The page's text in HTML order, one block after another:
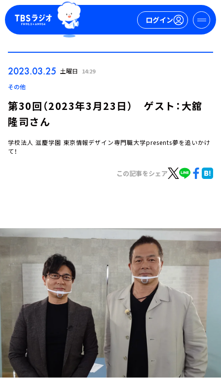
ログイン
お知らせ
イベント・グッズ
会社情報
2023.03.25 土曜日 14:29
その他
第30回（2023年3月23日） ゲスト：大舘
隆司さん
学校法人 滋慶学園 東京情報デザイン専門職大学presents夢を追いかけ
て！
この記事をシェア